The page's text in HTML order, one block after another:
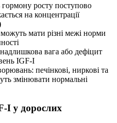
гормону росту поступово
на концентрації
мати різні межі норми
вага або дефіцит
IGF-I
печінкові, ниркові та
змінювати нормальні
I у дорослих